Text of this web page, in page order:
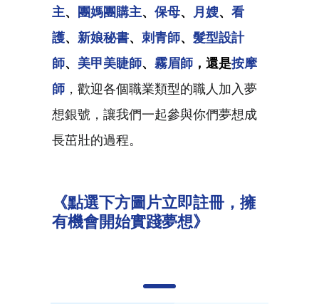
主、 團媽團購主、 保母、 月嫂、 看
護、 新娘秘書、 刺青師、 髮型設計
師、 美甲美睫師、 霧眉師，還是按摩
師，歡迎各個職業類型的職人加入夢
想銀號，讓我們一起參與你們夢想成
長茁壯的過程。
《點選下方圖片立即註冊，擁
有機會開始實踐夢想》